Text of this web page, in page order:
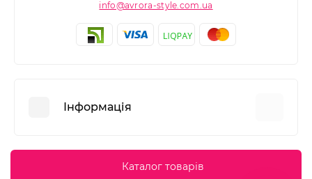
info@avrora-style.com.ua
Інформація
Угода користувачаКаталог товарів